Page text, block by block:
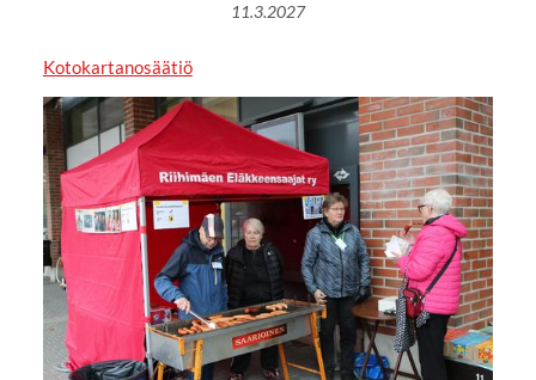
11.3.2027
Kotokartanosäätiö